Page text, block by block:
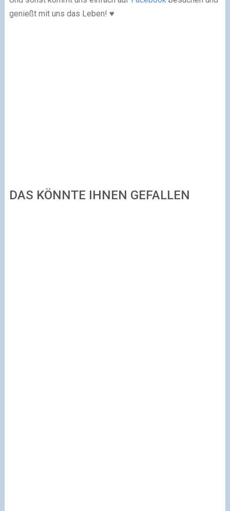
genießt mit uns das Leben! ♥
DAS KÖNNTE IHNEN GEFALLEN